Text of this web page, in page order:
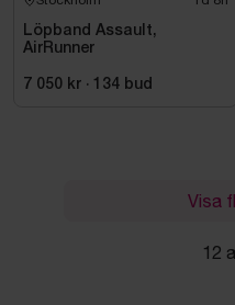
Löpband Assault,
AirRunner
7 050 kr · 134 bud
Visa
12